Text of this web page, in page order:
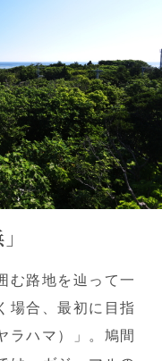
む路地を辿って一
場合、最初に目指
ラハマ）」。鳩間